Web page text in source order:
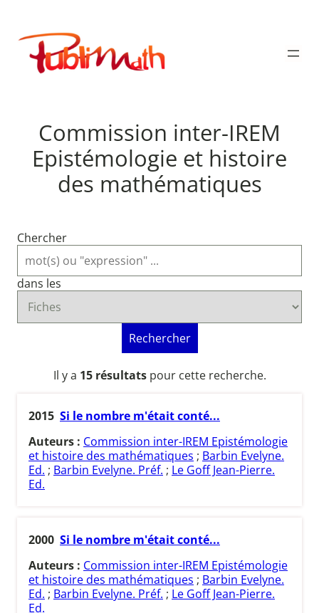
contenu
Publimath
Commission inter-IREM
Epistémologie et histoire
des mathématiques
Chercher
dans les
Rechercher
Il y a 15 résultatspour cette recherche.
2015 Si le nombre m'était conté...
Auteurs : Commission inter-IREM Epistémologie
et histoire des mathématiques ; Barbin Evelyne.
Ed. ; Barbin Evelyne. Préf. ; Le Goff Jean-Pierre.
Ed.
2000 Si le nombre m'était conté...
Auteurs : Commission inter-IREM Epistémologie
et histoire des mathématiques ; Barbin Evelyne.
Ed. ; Barbin Evelyne. Préf. ; Le Goff Jean-Pierre.
Ed.